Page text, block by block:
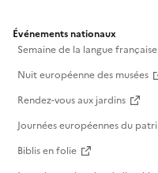
Événements nationaux
Semaine de la langue
Nuit européenne des musées
Rendez-vous aux jardins
Journées européennes du
Biblis en folie